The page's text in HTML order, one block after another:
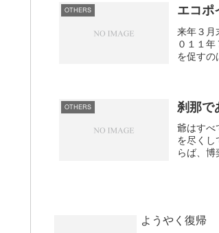
OTHERS エコポ
来年３月
０１１
を促す
OTHERS 刹那で
爺はすべ
を尽く
らば、
ようやく復帰